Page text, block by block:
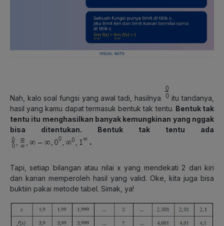
Nah, kalo soal fungsi yang awal tadi, hasilnya
itu tandanya,
hasil yang kamu dapat termasuk bentuk tak tentu. Bentuk tak
tentu itu menghasilkan banyak kemungkinan yang nggak
bisa ditentukan. Bentuk tak tentu ada
Tapi, setiap bilangan atau nilai x yang mendekati 2 dari kiri
dan kanan memperoleh hasil yang valid. Oke, kita juga bisa
buktiin pakai metode tabel. Simak, ya!